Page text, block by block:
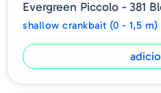
Evergreen Piccolo - 381
shallow crankbait (0 - 1,5 m)